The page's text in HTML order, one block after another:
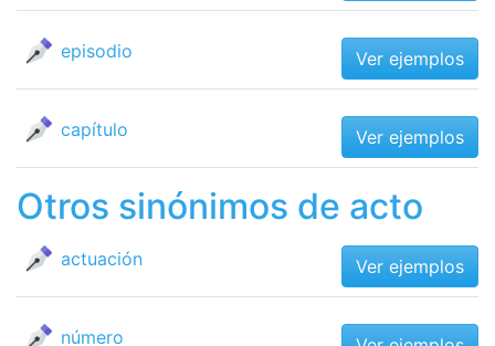
episodio Ver ejemplos
capítulo Ver ejemplos
Otros sinónimos de acto
actuación Ver ejemplos
número